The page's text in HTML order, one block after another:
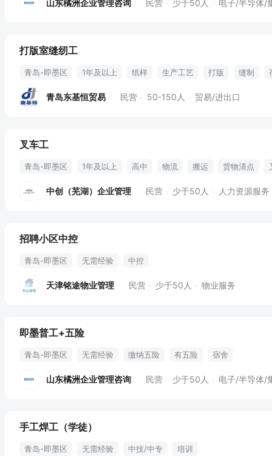
山东橘洲企业管理咨询 民营 少于50人 电子/半导体/
打版室缝纫工
青岛-即墨区 1年及以上 纸样 生产工艺 打版 缝制
青岛东基恒贸易 民营 50-150人 贸易/进出口
叉车工
青岛-即墨区 1年及以上 高中 物流 搬运 货物清点
中创（芜湖）企业管理 民营 少于50人 人力资源服务
招聘小区中控
青岛-即墨区 无需经验 中控
天津铭途物业管理 民营 少于50人 物业服务
即墨普工+五险
青岛-即墨区 无需经验 缴纳五险 有五险 宿舍
山东橘洲企业管理咨询 民营 少于50人 电子/半导体/
手工焊工（学徒）
青岛-即墨区 无需经验 中技/中专 培训